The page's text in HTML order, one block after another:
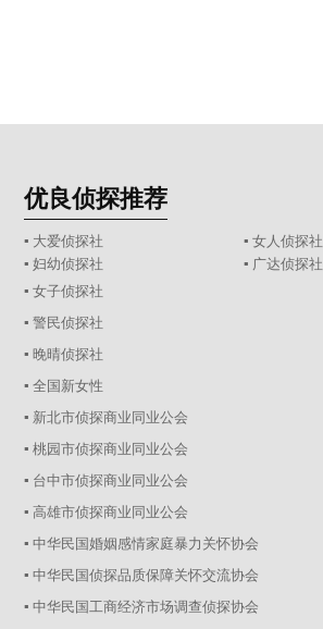
优良侦探推荐
▪ 大爱侦探社
▪ 女人侦探社
▪ 妇幼侦探社
▪ 广达侦探社
▪ 女子侦探社
▪ 警民侦探社
▪ 晚晴侦探社
▪ 全国新女性
▪ 新北市侦探商业同业公会
▪ 桃园市侦探商业同业公会
▪ 台中市侦探商业同业公会
▪ 高雄市侦探商业同业公会
▪ 中华民国婚姻感情家庭暴力关怀协会
▪ 中华民国侦探品质保障关怀交流协会
▪ 中华民国工商经济市场调查侦探协会